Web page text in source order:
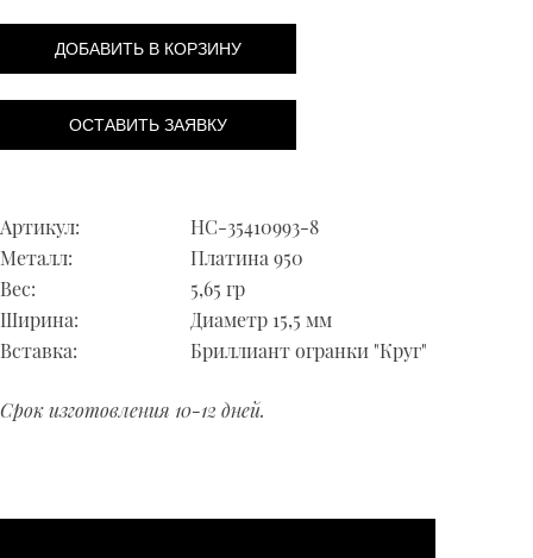
ДОБАВИТЬ В КОРЗИНУ
ОСТАВИТЬ ЗАЯВКУ
Артикул:
НС-35410993-8
Металл:
Платина 950
Вес:
5,65 гр
Ширина:
Диаметр 15,5 мм
Вставка:
Бриллиант огранки "Круг"
Срок изготовления 10-12 дней.